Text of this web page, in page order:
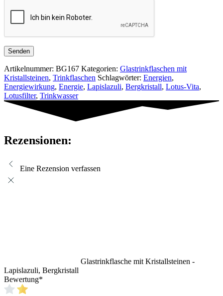
Artikelnummer: BG167 Kategorien: Glastrinkflaschen mit
Kristallsteinen, Trinkflaschen Schlagwörter: Energien,
Energiewirkung, Energie, Lapislazuli, Bergkristall, Lotus-Vita,
Lotusfilter, Trinkwasser
Rezensionen:
Eine Rezension verfassen
Glastrinkflasche mit Kristallsteinen -
Lapislazuli, Bergkristall
Bewertung*